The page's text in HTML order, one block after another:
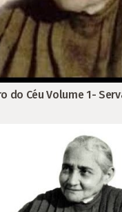
do Céu Volume 1-